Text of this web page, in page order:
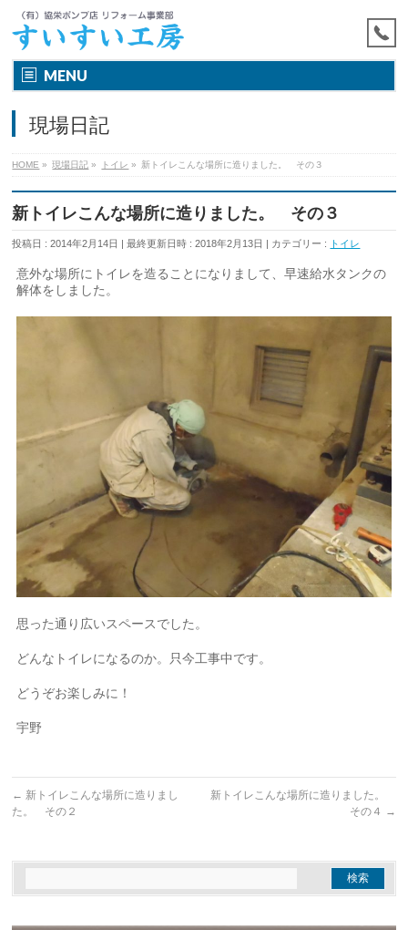
MENU
現場日記
HOME » 現場日記 » トイレ » 新トイレこんな場所に造りました。 その３
新トイレこんな場所に造りました。 その３
投稿日 : 2014年2月14日 最終更新日時 : 2018年2月13日 カテゴリー : トイレ
意外な場所にトイレを造ることになりまして、早速給水タンクの
解体をしました。
思った通り広いスペースでした。
どんなトイレになるのか。只今工事中です。
どうぞお楽しみに！
宇野
← 新トイレこんな場所に造りまし
た。 その２
新トイレこんな場所に造りました。
その４ →